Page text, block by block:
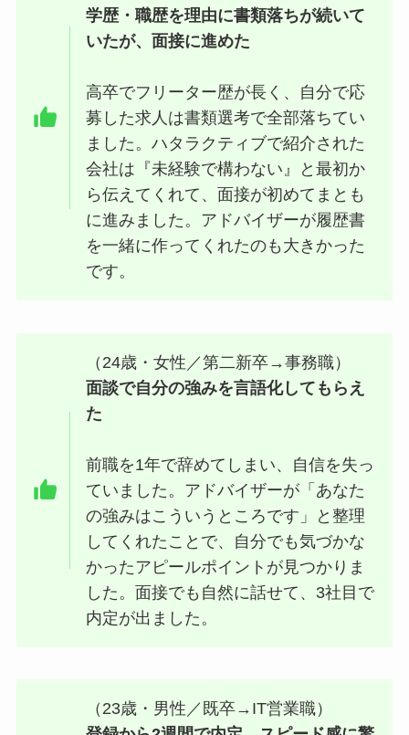
学歴・職歴を理由に書類落ちが続いて
いたが、面接に進めた
高卒でフリーター歴が長く、自分で応
募した求人は書類選考で全部落ちてい
ました。ハタラクティブで紹介された
会社は『未経験で構わない』と最初か
ら伝えてくれて、面接が初めてまとも
に進みました。アドバイザーが履歴書
を一緒に作ってくれたのも大きかった
です。
（24歳・女性／第二新卒→事務職）
面談で自分の強みを言語化してもらえ
た
前職を1年で辞めてしまい、自信を失っ
ていました。アドバイザーが「あなた
の強みはこういうところです」と整理
してくれたことで、自分でも気づかな
かったアピールポイントが見つかりま
した。面接でも自然に話せて、3社目で
内定が出ました。
（23歳・男性／既卒→IT営業職）